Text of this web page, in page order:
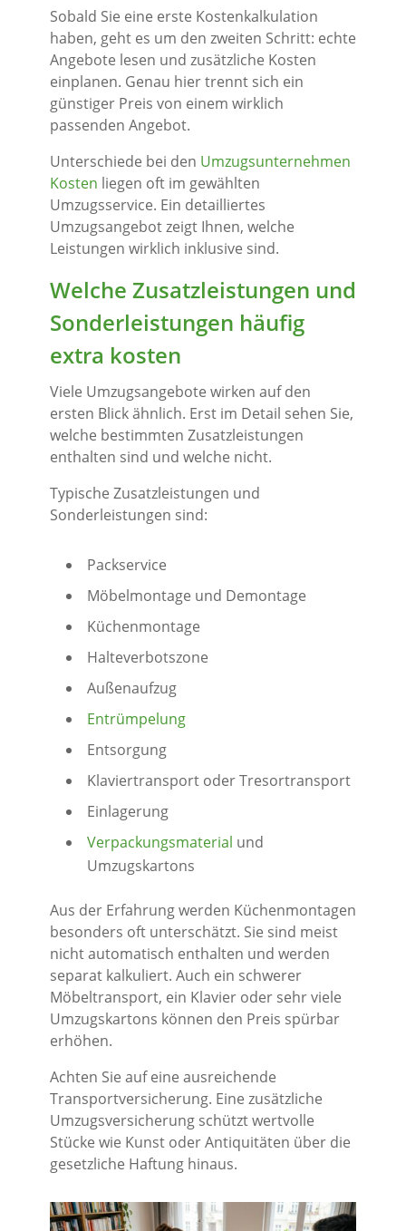
Sobald Sie eine erste Kostenkalkulation
haben, geht es um den zweiten Schritt: echte
Angebote lesen und zusätzliche Kosten
einplanen. Genau hier trennt sich ein
günstiger Preis von einem wirklich
passenden Angebot.
Unterschiede bei den Umzugsunternehmen
Kosten liegen oft im gewählten
Umzugsservice. Ein detailliertes
Umzugsangebot zeigt Ihnen, welche
Leistungen wirklich inklusive sind.
Welche Zusatzleistungen und
Sonderleistungen häufig
extra kosten
Viele Umzugsangebote wirken auf den
ersten Blick ähnlich. Erst im Detail sehen Sie,
welche bestimmten Zusatzleistungen
enthalten sind und welche nicht.
Typische Zusatzleistungen und
Sonderleistungen sind:
Packservice
Möbelmontage und Demontage
Küchenmontage
Halteverbotszone
Außenaufzug
Entrümpelung
Entsorgung
Klaviertransport oder Tresortransport
Einlagerung
Verpackungsmaterial und
Umzugskartons
Aus der Erfahrung werden Küchenmontagen
besonders oft unterschätzt. Sie sind meist
nicht automatisch enthalten und werden
separat kalkuliert. Auch ein schwerer
Möbeltransport, ein Klavier oder sehr viele
Umzugskartons können den Preis spürbar
erhöhen.
Achten Sie auf eine ausreichende
Transportversicherung. Eine zusätzliche
Umzugsversicherung schützt wertvolle
Stücke wie Kunst oder Antiquitäten über die
gesetzliche Haftung hinaus.